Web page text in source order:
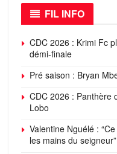
FIL INFO
CDC 2026 : Krimi Fc
démi-finale
Pré saison : Bryan
CDC 2026 : Panthère
Lobo
Valentine Nguélé :
les mains du seigneur”